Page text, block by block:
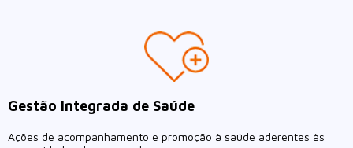
Gestão Integrada de Saúde
Ações de acompanhamento e promoção à saúde aderentes às